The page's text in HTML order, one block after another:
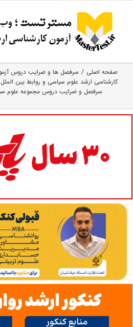
content
صفحه اصلی
سرفصل ها و ضرایب دروس
کارشناسی ارشد علوم سیاسی و روابط بین الملل
سرفصل و ضرایب دروس مجموعه علوم